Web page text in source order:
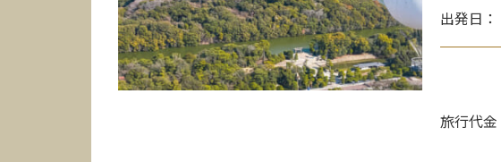
出発日：
旅行代